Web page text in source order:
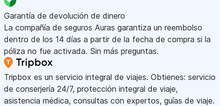
Garantía de devolución de dinero
La compañía de seguros Auras garantiza un reembolso
dentro de los 14 días a partir de la fecha de compra si la
póliza no fue activada. Sin más preguntas.
Tripbox es un servicio integral de viajes. Obtienes: servicio
de conserjería 24/7, protección integral de viaje,
asistencia médica, consultas con expertos, guías de viaje.